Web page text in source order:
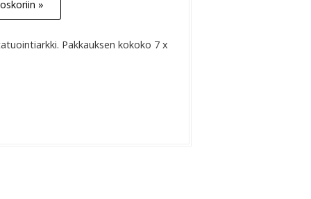
»
Pakkauksen kokoko 7 x